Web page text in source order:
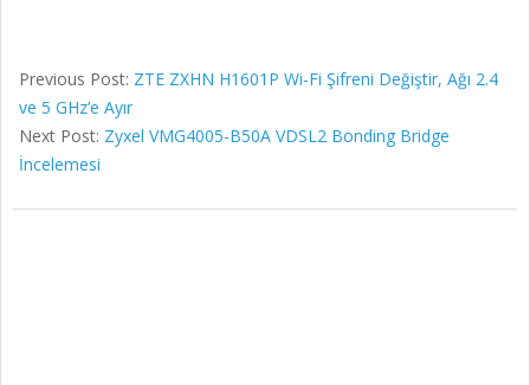
Previous Post: ZTE ZXHN H1601P Wi‑Fi Şifreni Değiştir, Ağı 2.4
ve 5 GHz’e Ayır
Next Post: Zyxel VMG4005-B50A VDSL2 Bonding Bridge
İncelemesi